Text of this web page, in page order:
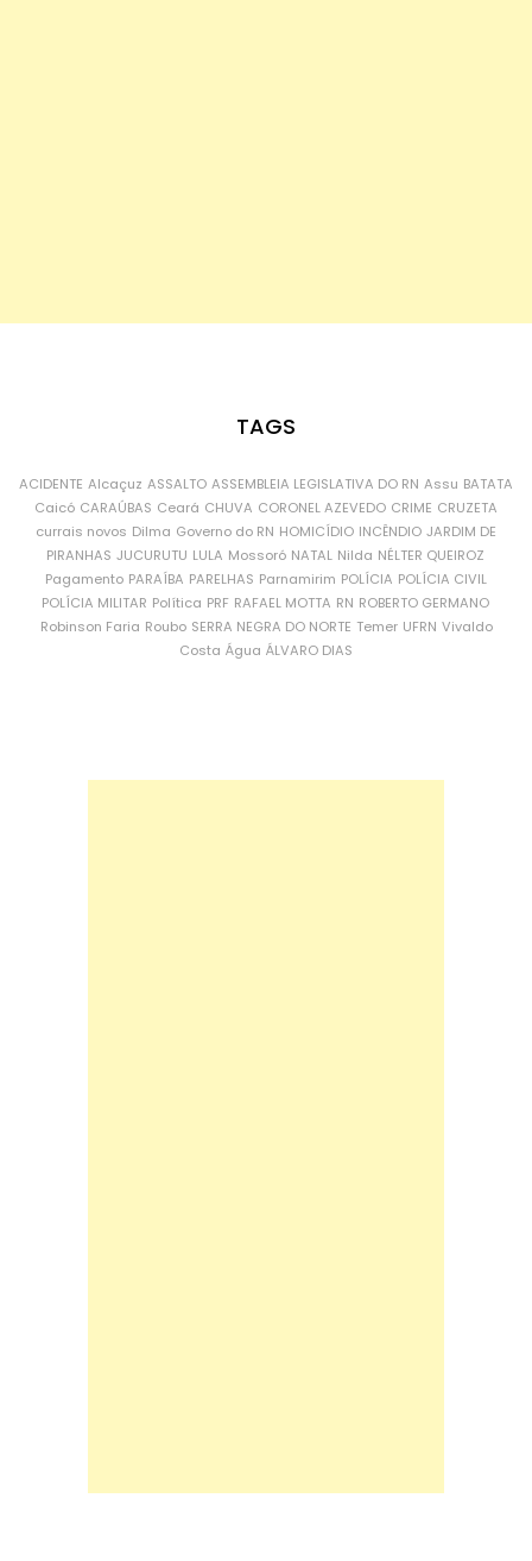
TAGS
ACIDENTE Alcaçuz ASSALTO ASSEMBLEIA LEGISLATIVA DO RN Assu BATATA
Caicó CARAÚBAS Ceará CHUVA CORONEL AZEVEDO CRIME CRUZETA
currais novos Dilma Governo do RN HOMICÍDIO INCÊNDIO JARDIM DE
PIRANHAS JUCURUTU LULA Mossoró NATAL Nilda NÉLTER QUEIROZ
Pagamento PARAÍBA PARELHAS Parnamirim POLÍCIA POLÍCIA CIVIL
POLÍCIA MILITAR Política PRF RAFAEL MOTTA RN ROBERTO GERMANO
Robinson Faria Roubo SERRA NEGRA DO NORTE Temer UFRN Vivaldo
Costa Água ÁLVARO DIAS